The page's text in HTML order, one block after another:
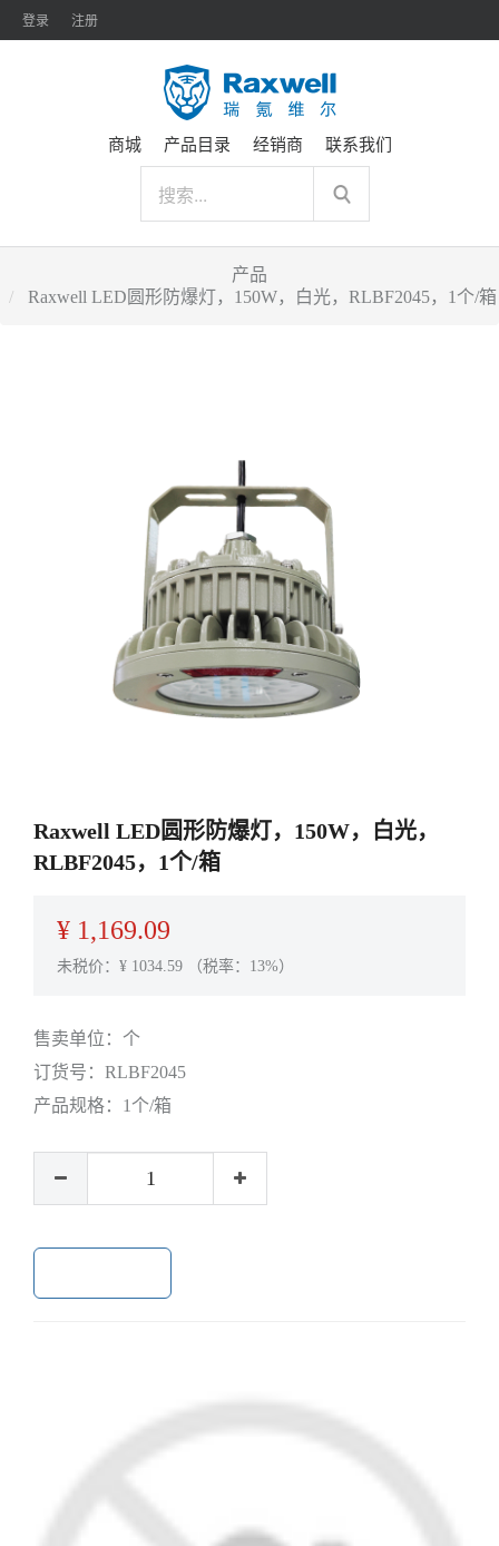
登录 注册
商城 产品目录 经销商 联系我们
产品
Raxwell LED圆形防爆灯，150W，白光，RLBF2045，1个/箱
Raxwell LED圆形防爆灯，150W，白光，
RLBF2045，1个/箱
¥ 1,169.09
未税价：¥ 1034.59 （税率：13%）
售卖单位： 个
订货号： RLBF2045
产品规格： 1个/箱